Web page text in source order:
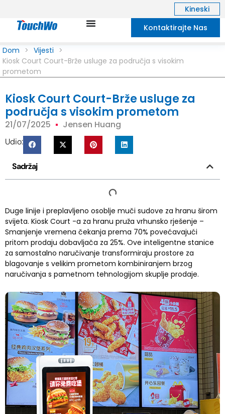
Kineski
Kontaktirajte Nas
Dom > Vijesti >
Kiosk Court Court-Brže usluge za područja s visokim
prometom
Kiosk Court Court-Brže usluge za
područja s visokim prometom
21/07/2025 Jensen Huang
Udio:
Sadržaj
Duge linije i preplavljeno osoblje muči sudove za hranu širom
svijeta. Kiosk Court -a za hranu pruža vrhunsko rješenje –
Smanjenje vremena čekanja prema 70% povećavajući
pritom prodaju dobavljača za 25%. Ove inteligentne stanice
za samostalno naručivanje transformiraju prostore za
blagovanje s velikim prometom kombiniranjem brzog
naručivanja s pametnom tehnologijom skuplje prodaje.